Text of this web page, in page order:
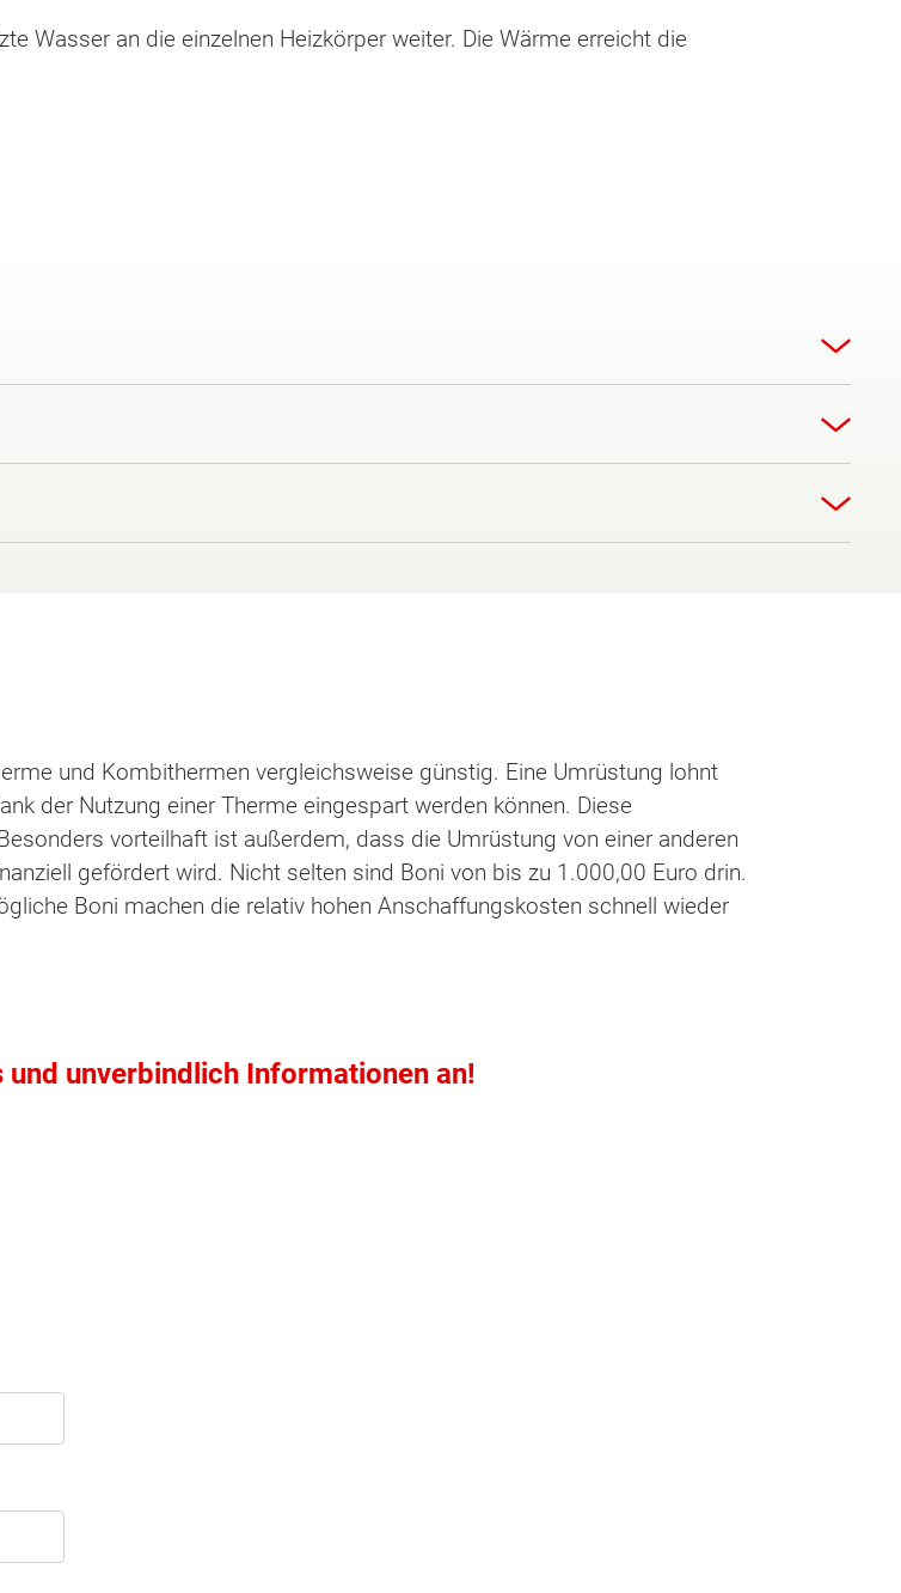
Wasser an die einzelnen Heizkörper weiter. Die Wärme erreicht die
und Kombithermen vergleichsweise günstig. Eine Umrüstung lohnt
der Nutzung einer Therme eingespart werden können. Diese
vorteilhaft ist außerdem, dass die Umrüstung von einer anderen
gefördert wird. Nicht selten sind Boni von bis zu 1.000,00 Euro drin.
Boni machen die relativ hohen Anschaffungskosten schnell wieder
und unverbindlich Informationen an!